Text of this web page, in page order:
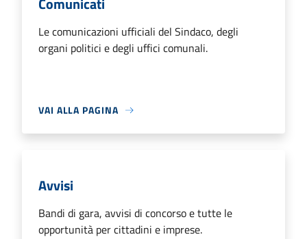
Le comunicazioni ufficiali del Sindaco, degli
organi politici e degli uffici comunali.
VAI ALLA PAGINA
Avvisi
Bandi di gara, avvisi di concorso e tutte le
opportunità per cittadini e imprese.